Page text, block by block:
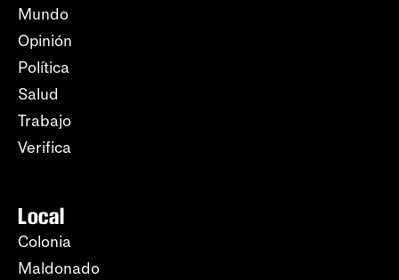
Mundo
Opinión
Política
Salud
Trabajo
Verifica
Local
Colonia
Maldonado